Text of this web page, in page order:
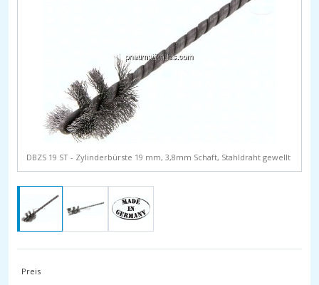
DBZS 19 ST - Zylinderbürste 19 mm, 3,8mm Schaft, Stahldraht gewellt
Preis